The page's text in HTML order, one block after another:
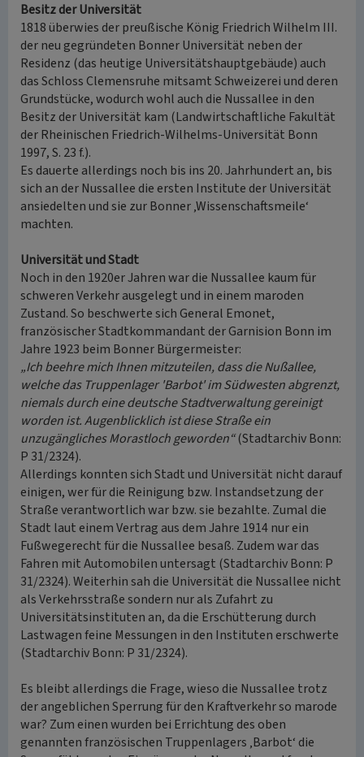
Besitz der Universität
1818 überwies der preußische König Friedrich Wilhelm III.
der neu gegründeten Bonner Universität neben der
Residenz (das heutige Universitätshauptgebäude) auch
das Schloss Clemensruhe mitsamt Schweizerei und deren
Grundstücke, wodurch wohl auch die Nussallee in den
Besitz der Universität kam (Landwirtschaftliche Fakultät
der Rheinischen Friedrich-Wilhelms-Universität Bonn
1997, S. 23 f.).
Es dauerte allerdings noch bis ins 20. Jahrhundert an, bis
sich an der Nussallee die ersten Institute der Universität
ansiedelten und sie zur Bonner ‚Wissenschaftsmeile‘
machten.
Universität und Stadt
Noch in den 1920er Jahren war die Nussallee kaum für
schweren Verkehr ausgelegt und in einem maroden
Zustand. So beschwerte sich General Emonet,
französischer Stadtkommandant der Garnision Bonn im
Jahre 1923 beim Bonner Bürgermeister:
„Ich beehre mich Ihnen mitzuteilen, dass die Nußallee,
welche das Truppenlager 'Barbot' im Südwesten abgrenzt,
niemals durch eine deutsche Stadtverwaltung gereinigt
worden ist. Augenblicklich ist diese Straße ein
unzugängliches Morastloch geworden“(Stadtarchiv Bonn:
P 31/2324).
Allerdings konnten sich Stadt und Universität nicht darauf
einigen, wer für die Reinigung bzw. Instandsetzung der
Straße verantwortlich war bzw. sie bezahlte. Zumal die
Stadt laut einem Vertrag aus dem Jahre 1914 nur ein
Fußwegerecht für die Nussallee besaß. Zudem war das
Fahren mit Automobilen untersagt (Stadtarchiv Bonn: P
31/2324). Weiterhin sah die Universität die Nussallee nicht
als Verkehrsstraße sondern nur als Zufahrt zu
Universitätsinstituten an, da die Erschütterung durch
Lastwagen feine Messungen in den Instituten erschwerte
(Stadtarchiv Bonn: P 31/2324).
Es bleibt allerdings die Frage, wieso die Nussallee trotz
der angeblichen Sperrung für den Kraftverkehr so marode
war? Zum einen wurden bei Errichtung des oben
genannten französischen Truppenlagers ‚Barbot‘ die